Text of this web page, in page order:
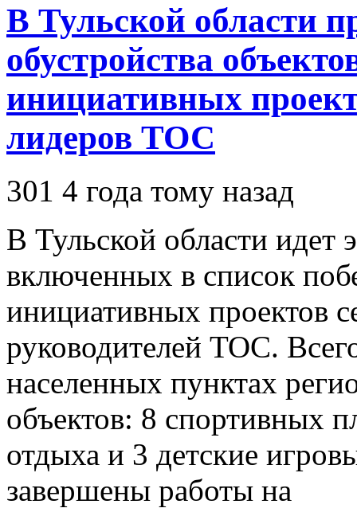
В Тульской области
обустройства
инициативных
лидеров ТОС
301 4 года тому назад
В Тульской области идет
включенных в список
инициативных проектов
руководителей ТОС.
населенных пунктах
объектов: 8 спортивных
отдыха и 3 детские
завершены работы на